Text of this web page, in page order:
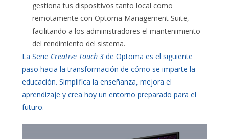
gestiona tus dispositivos tanto local como
remotamente con Optoma Management Suite,
facilitando a los administradores el mantenimiento
del rendimiento del sistema.
La Serie Creative Touch 3de Optoma es el siguiente
paso hacia la transformación de cómo se imparte la
educación. Simplifica la enseñanza, mejora el
aprendizaje y crea hoy un entorno preparado para el
futuro.